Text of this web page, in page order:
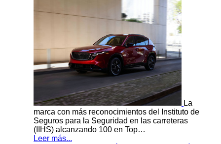
La
marca con más reconocimientos del Instituto de
Seguros para la Seguridad en las carreteras
(IIHS) alcanzando 100 en Top…
Leer más...